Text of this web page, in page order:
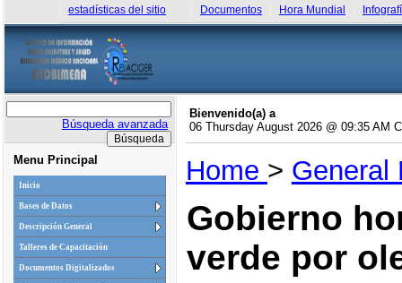
estadísticas del sitio Documentos Hora Mundial
Búsqueda avanzada
Menu Principal
Inicio
Bases de Datos
Descripción General
Talleres de Capacitación
Documentos Digitalizados
Bienvenido(a) a
06 Thursday August 2026 @ 09:35 AM
Home > General
Gobierno
verde por